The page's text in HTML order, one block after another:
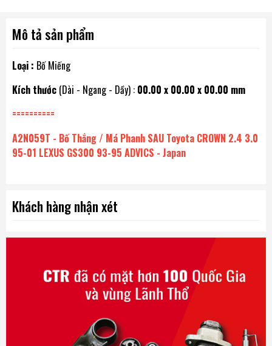
Mô tả sản phẩm
Loại : Bố Miếng
Kích thước (Dài - Ngang - Dầy) : 00.00 x 00.00 x 00.00 mm
==========
A2N059T - Bố Thắng / Má Phanh SAU Toyota CROWN 2.4 3.0
95-01 LEXUS GS300 93-95 ADVICS - Japan
Khách hàng nhận xét